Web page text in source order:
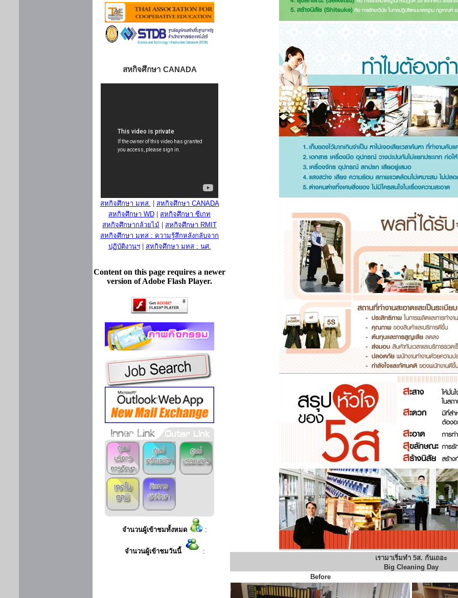
สหกิจศึกษา CANADA
สหกิจศึกษา มทส.
สหกิจศึกษา CANADA
สหกิจศึกษา WD
สหกิจศึกษา ซีเกท
สหกิจศึกษากล้วยไม้
สหกิจศึกษา RMIT
สหกิจศึกษา มทส : ความรู้สึกหลังกลับจาก
ปฏิบัติงานฯ| สหกิจศึกษา มทส : นศ.
Content on this page requires a newer
version of Adobe Flash Player.
จำนวนผู้เข้าชมทั้งหมด :
จำนวนผู้เข้าชมวันนี้ :
เรามาเริ่มทำ 5ส. กันเถอะ
Big Cleaning Day
Before